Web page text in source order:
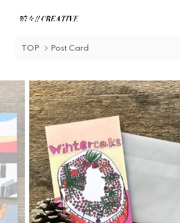
TOP Post Card